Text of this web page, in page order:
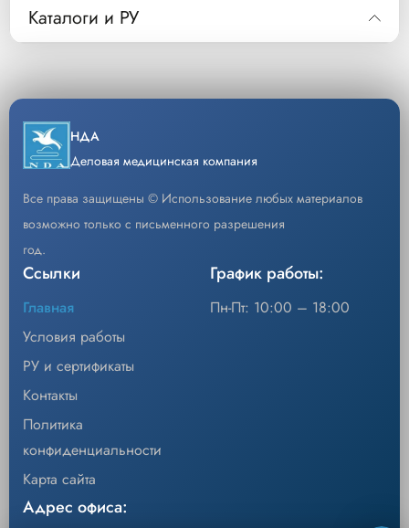
Каталоги и РУ
Код RT227
Дыхательный контур неонатальный
Кол-во
Скачать каталог
НДА
Деловая медицинская компания
Все права защищены © Использование любых материалов
возможно только с письменного разрешения
год.
Ссылки
Главная
Условия работы
РУ и сертификаты
Контакты
Политика
конфиденциальности
Карта сайта
График работы:
Пн-Пт: 10:00 – 18:00
Адрес офиса: